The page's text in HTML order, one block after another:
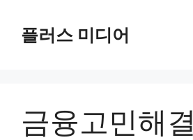
플러스 미디어
금융고민해결